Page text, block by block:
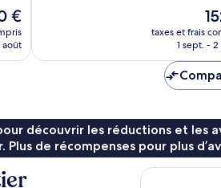
€
août
Le
de
152
taxes et frais
1 sept. -
découvrir les réductions et les
de récompenses pour plus